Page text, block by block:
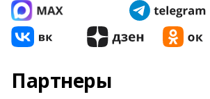
Партнеры